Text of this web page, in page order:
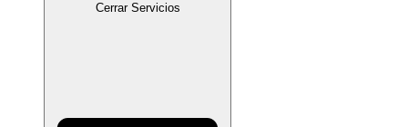
Cerrar Servicios